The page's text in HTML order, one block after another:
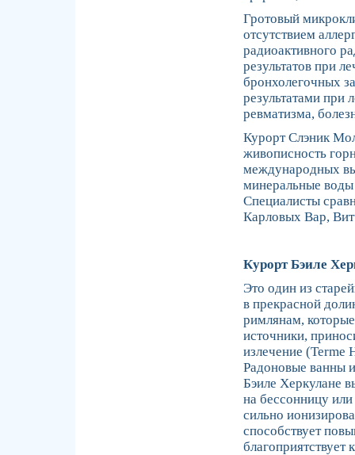
Гротовый
отсутствием
радиоактивного
результатов при
бронхолегочных
результатами при
ревматизма,
Курорт Слэник
живописность
международных
минеральные
Специалисты
Карловых Вар,
Курорт Бэиле
Это один из
в прекрасной
римлянам,
источники,
излечение (Terme
Радоновые ванны
Бэиле Херкулане
на бессонницу или
сильно
способствует